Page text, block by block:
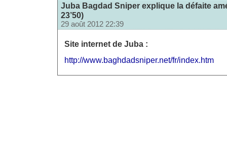
Juba Bagdad Sniper explique la défaite
23’50)
29 août 2012 22:39
Site internet de Juba :
http://www.baghdadsniper.net/fr/index.htm